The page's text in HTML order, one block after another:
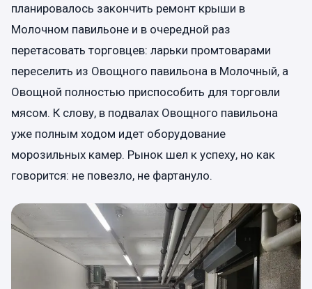
планировалось закончить ремонт крыши в
Молочном павильоне и в очередной раз
перетасовать торговцев: ларьки промтоварами
переселить из Овощного павильона в Молочный, а
Овощной полностью приспособить для торговли
мясом. К слову, в подвалах Овощного павильона
уже полным ходом идет оборудование
морозильных камер. Рынок шел к успеху, но как
говорится: не повезло, не фартануло.